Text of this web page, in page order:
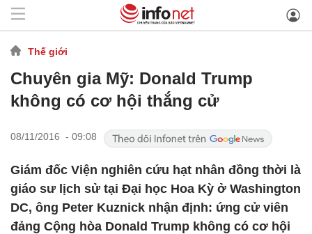
Thế giới
Chuyên gia Mỹ: Donald Trump
không có cơ hội thắng cử
08/11/2016 - 09:08
Giám đốc Viện nghiên cứu hạt nhân đồng thời là
giáo sư lịch sử tại Đại học Hoa Kỳ ở Washington
DC, ông Peter Kuznick nhận định: ứng cử viên
đảng Cộng hòa Donald Trump không có cơ hội